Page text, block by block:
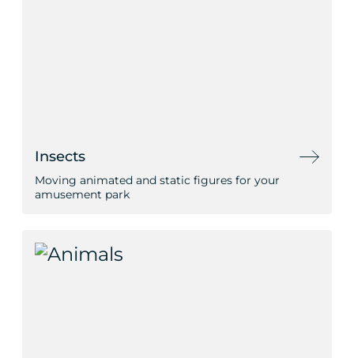
Insects
Moving animated and static figures for your
amusement park